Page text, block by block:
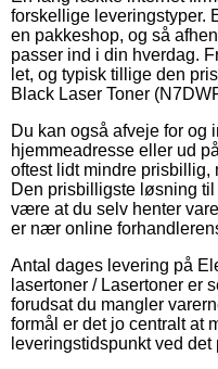
forskellige leveringstyper.
en pakkeshop, og så
passer ind i din hverdag.
let, og typisk tillige den
Black Laser Toner
Du kan også afveje for og
hjemmeadresse eller ud
oftest lidt mindre
Den prisbilligste løsning
være at du selv henter
er nær online
Antal dages levering på
lasertoner / Lasertoner er
forudsat du mangler
formål er det jo centralt at
leveringstidspunkt ved